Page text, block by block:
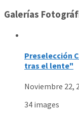
Galerías
Preselección
tras el lente"
Noviembre 22,
34 images